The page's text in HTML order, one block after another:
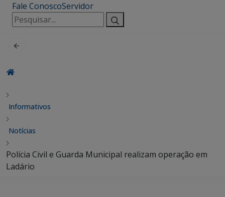
Fale ConoscoServidor
Pesquisar
por:
Informativos
Notícias
Polícia Civil e Guarda Municipal realizam operação em
Ladário